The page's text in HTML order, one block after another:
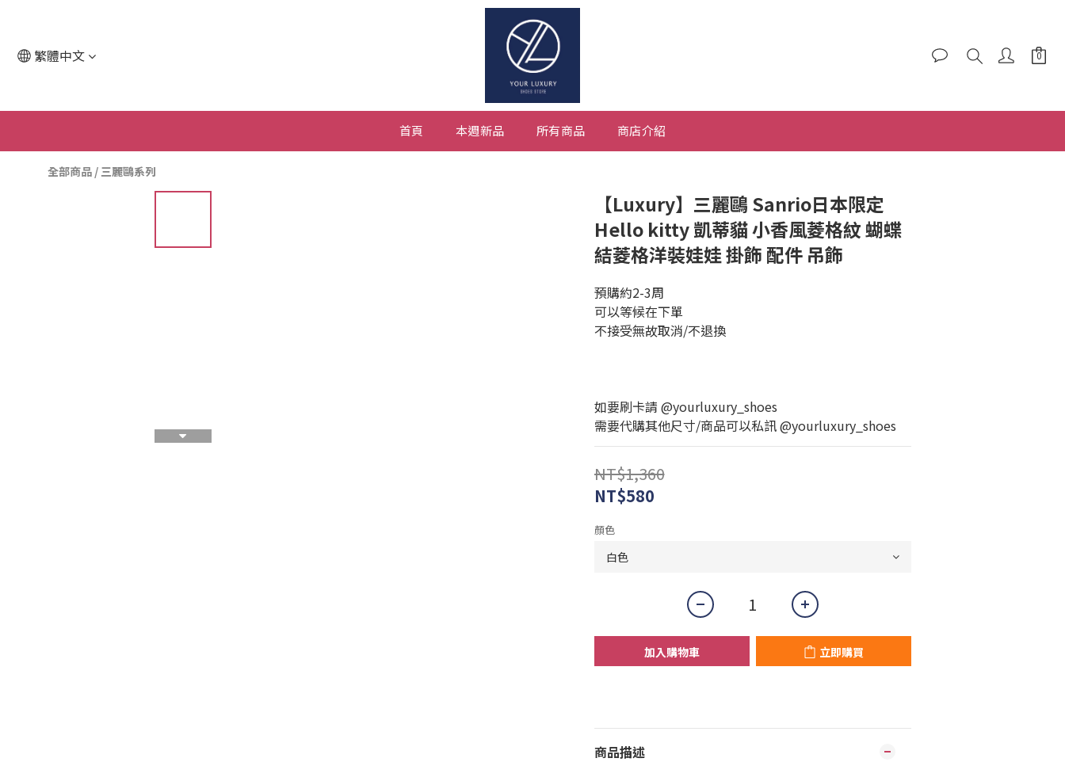
繁體中文
首頁 本週新品 所有商品 商店介紹
全部商品 / 三麗鷗系列
【Luxury】三麗鷗 Sanrio日本限定
Hello kitty 凱蒂貓 小香風菱格紋 蝴蝶
結菱格洋裝娃娃 掛飾 配件 吊飾
預購約2-3周
可以等候在下單
不接受無故取消/不退換
如要刷卡請 @yourluxury_shoes
需要代購其他尺寸/商品可以私訊 @yourluxury_shoes
NT$1,360
NT$580
顏色
加入購物車 立即購買
商品描述